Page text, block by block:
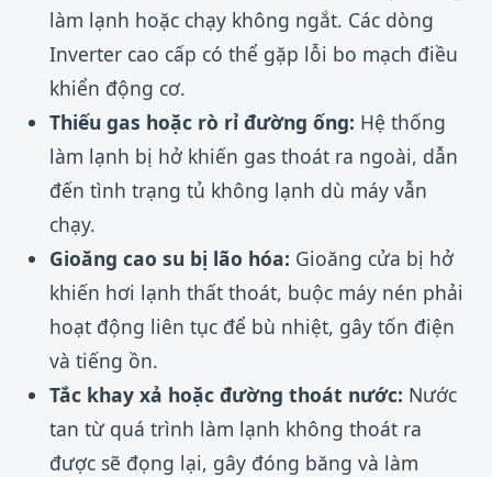
làm lạnh hoặc chạy không ngắt. Các dòng
Inverter cao cấp có thể gặp lỗi bo mạch điều
khiển động cơ.
Thiếu gas hoặc rò rỉ đường ống: Hệ thống
làm lạnh bị hở khiến gas thoát ra ngoài, dẫn
đến tình trạng tủ không lạnh dù máy vẫn
chạy.
Gioăng cao su bị lão hóa: Gioăng cửa bị hở
khiến hơi lạnh thất thoát, buộc máy nén phải
hoạt động liên tục để bù nhiệt, gây tốn điện
và tiếng ồn.
Tắc khay xả hoặc đường thoát nước: Nước
tan từ quá trình làm lạnh không thoát ra
được sẽ đọng lại, gây đóng băng và làm